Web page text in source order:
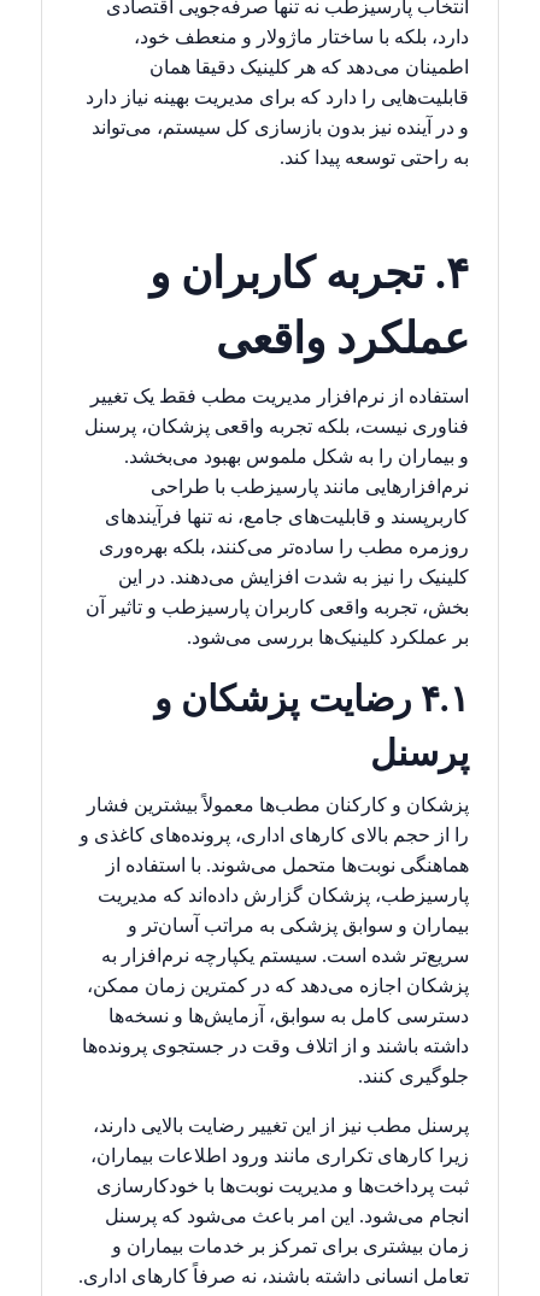
انتخاب پارسیزطب نه تنها صرفه‌جویی اقتصادی
دارد، بلکه با ساختار ماژولار و منعطف خود،
اطمینان می‌دهد که هر کلینیک دقیقا همان
قابلیت‌هایی را دارد که برای مدیریت بهینه نیاز دارد
و در آینده نیز بدون بازسازی کل سیستم، می‌تواند
به راحتی توسعه پیدا کند.
۴. تجربه کاربران و
عملکرد واقعی
استفاده از نرم‌افزار مدیریت مطب فقط یک تغییر
فناوری نیست، بلکه تجربه واقعی پزشکان، پرسنل
و بیماران را به شکل ملموس بهبود می‌بخشد.
نرم‌افزارهایی مانند پارسیزطب با طراحی
کاربرپسند و قابلیت‌های جامع، نه تنها فرآیندهای
روزمره مطب را ساده‌تر می‌کنند، بلکه بهره‌وری
کلینیک را نیز به شدت افزایش می‌دهند. در این
بخش، تجربه واقعی کاربران پارسیزطب و تاثیر آن
بر عملکرد کلینیک‌ها بررسی می‌شود.
۴.۱ رضایت پزشکان و
پرسنل
پزشکان و کارکنان مطب‌ها معمولاً بیشترین فشار
را از حجم بالای کارهای اداری، پرونده‌های کاغذی و
هماهنگی نوبت‌ها متحمل می‌شوند. با استفاده از
پارسیزطب، پزشکان گزارش داده‌اند که مدیریت
بیماران و سوابق پزشکی به مراتب آسان‌تر و
سریع‌تر شده است. سیستم یکپارچه نرم‌افزار به
پزشکان اجازه می‌دهد که در کمترین زمان ممکن،
دسترسی کامل به سوابق، آزمایش‌ها و نسخه‌ها
داشته باشند و از اتلاف وقت در جستجوی پرونده‌ها
جلوگیری کنند.
پرسنل مطب نیز از این تغییر رضایت بالایی دارند،
زیرا کارهای تکراری مانند ورود اطلاعات بیماران،
ثبت پرداخت‌ها و مدیریت نوبت‌ها با خودکارسازی
انجام می‌شود. این امر باعث می‌شود که پرسنل
زمان بیشتری برای تمرکز بر خدمات بیماران و
تعامل انسانی داشته باشند، نه صرفاً کارهای اداری.